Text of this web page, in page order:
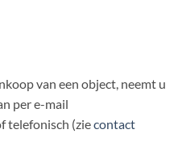
van een object, neemt u
per e-mail
telefonisch (ziecontact